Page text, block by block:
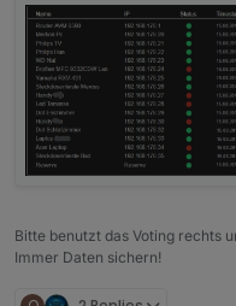
Bitte benutzt das Voting rechts
Immer Daten sichern!